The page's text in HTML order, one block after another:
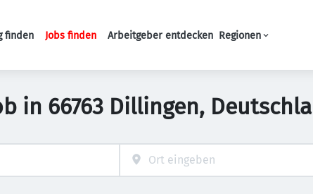
Haupt-Navigation
finden Jobs finden Arbeitgeber entdecken Regionen
in 66763 Dillingen,